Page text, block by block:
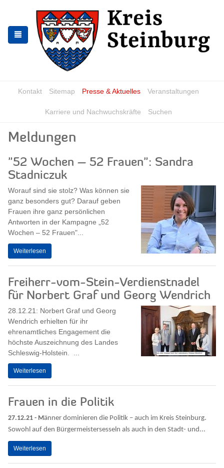
springen
springen
Kontakt Sitemap Presse & Aktuelles Veranstaltungen
Karriere und Nachwuchskräfte Suchen
Meldungen
"52 Wochen – 52 Frauen": Sandra
Stadniczuk
Worauf sind sie stolz? Was können sie
ganz besonders gut? Darauf geben
Frauen ihre ganz persönlichen
Antworten in der Kampagne „52
Wochen – 52 Frauen"...
Weiterlesen
Freiherr-vom-Stein-Verdienstnadel
für Norbert Graf und Georg Wendrich
28.12.21: Norbert Graf und Georg
Wendrich erhielten für ihr
ehrenamtliches Engagement die
höchste Auszeichnung des Landes
Schleswig-Holstein. ...
Weiterlesen
Frauen in die Politik
27.12.21 - Männer dominieren die Politik – auch im Kreis Steinburg.
Sowohl auf den Bürgermeistersesseln als auch in den Stadt- und...
Weiterlesen